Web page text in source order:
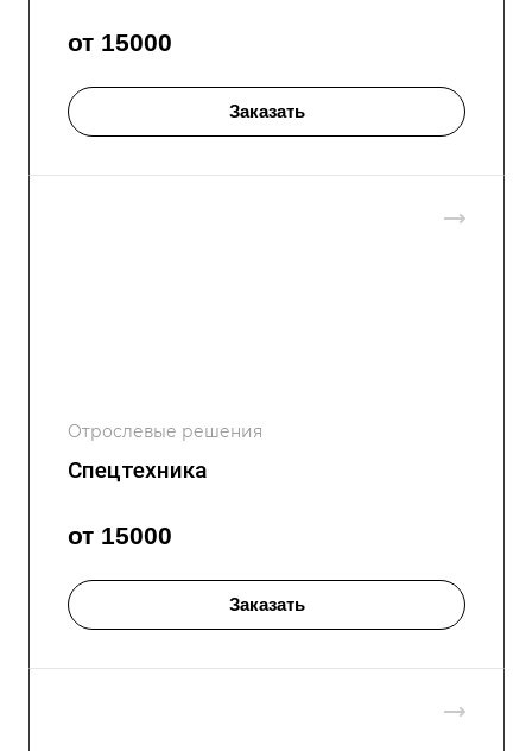
от 15000
Заказать
Отрослевые решения
Спецтехника
от 15000
Заказать